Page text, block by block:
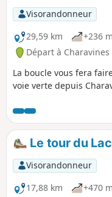
Visorandonneur
29,59 km
+236 m
Départ à Charavines
La boucle vous fera
voie verte depuis
Le tour du
Visorandonneur
17,88 km
+470 m